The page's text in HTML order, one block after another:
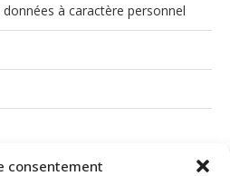
consentement
à caractère personnel